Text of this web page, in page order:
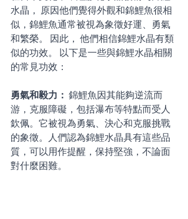
水晶， 原因他們覺得外觀和錦鯉魚很相
似，錦鯉魚通常被視為象徵好運、勇氣
和繁榮。 因此， 他們相信錦鯉水晶有類
似的功效。 以下是一些與錦鯉水晶相關
的常見功效：
勇氣和毅力： 錦鯉魚因其能夠逆流而
游，克服障礙，包括瀑布等特點而受人
欽佩。它被視為勇氣、決心和克服挑戰
的象徵。人們認為錦鯉水晶具有這些品
質，可以用作提醒，保持堅強，不論面
對什麼困難。